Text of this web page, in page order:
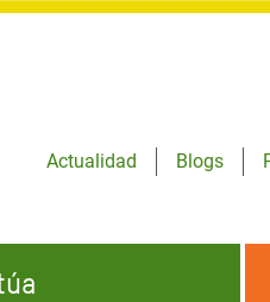
Actualidad
Blogs